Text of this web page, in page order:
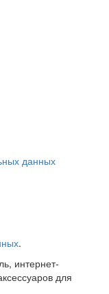
данных
.
интернет-
для